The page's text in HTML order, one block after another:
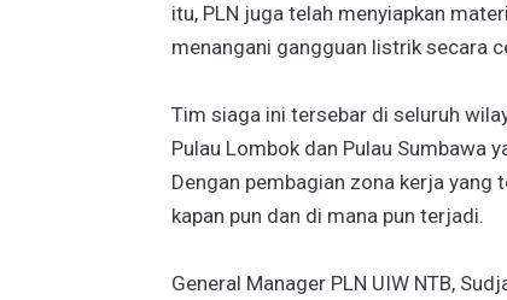
itu, PLN juga telah menyiapkan
menangani gangguan listrik secara
Tim siaga ini tersebar di seluruh
Pulau Lombok dan Pulau Sumbawa
Dengan pembagian zona kerja
kapan pun dan di mana pun terjadi.
General Manager PLN UIW NTB,